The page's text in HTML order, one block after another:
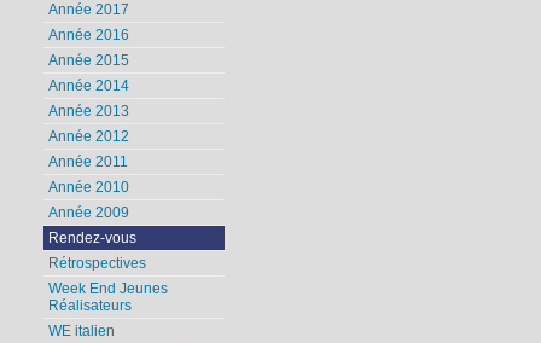
Année 2017
Année 2016
Année 2015
Année 2014
Année 2013
Année 2012
Année 2011
Année 2010
Année 2009
Rendez-vous
Rétrospectives
Week End Jeunes
Réalisateurs
WE italien